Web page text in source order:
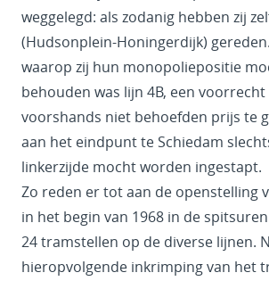
weggelegd: als zodanig hebben zij
(Hudsonplein-Honingerdijk)
waarop zij hun monopoliepositie
behouden was lijn 4B, een voorrecht
voorshands niet behoefden prijs te
aan het eindpunt te Schiedam
linkerzijde mocht worden ingestapt.
Zo reden er tot aan de openstelling
in het begin van 1968 in de
24 tramstellen op de diverse lijnen.
hieropvolgende inkrimping van het